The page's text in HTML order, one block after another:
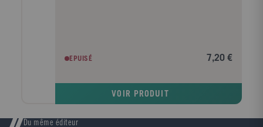
EPUISÉ 7,20 €
VOIR PRODUIT
Du même éditeur